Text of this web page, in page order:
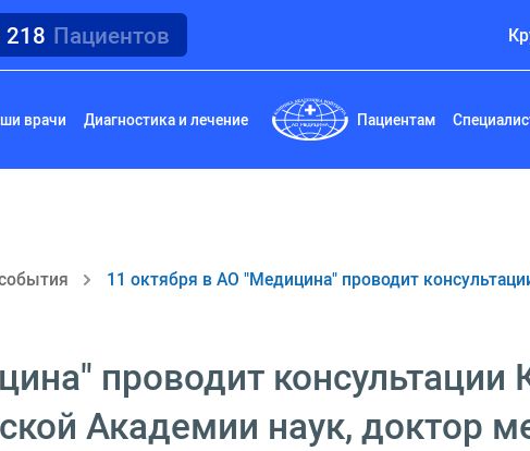
218 Пациентов
врачи Диагностика и лечение Пациентам
11 октября в АО "Медицина" проводит
проводит
Академии наук, доктор